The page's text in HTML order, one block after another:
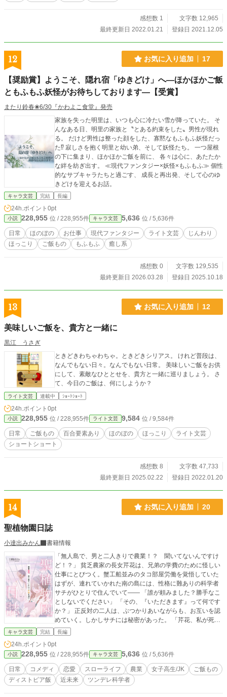
感想数 1
文字数 12,965
最終更新日 2022.01.21
登録日 2021.12.05
12 お気に入り追加 17
【奨励賞】ようこそ、隠れ宿「ゆきどけ」へ―ほかほかご飯
ともふもふ妖怪がお待ちしております―【受賞】
またり鈴春❀6/30『かわよこ食堂』発売
家族を失った明里は、いつも心に冷たい雪が降っていた。 そ
んなある日、明里の家族と〝とある約束をした〟男性が現れ
る。 だけど男性は整った顔をした、寡黙なもふもふ妖怪だっ
た⁉ 寂しさを抱く明里と幼い弟、そして妖怪たち。 一つ屋根
の下に集まり、ほかほかご飯を前に、 各々は心に、あたたか
な絆を紡ぎ出す。 ≪現代ファンタジー×妖怪×もふもふ≫ 個性
的なサブキャラたちと過ごす、 成長と再出発、そして心のゆ
きどけを迎えるお話。
キャラ文芸 完結 長編
24h.ポイント 0pt
小説 228,955 位 / 228,955件 キャラ文芸 5,636 位 / 5,636件
日常 ほのぼの お仕事 現代ファンタジー ライト文芸
じんわり
ほっこり
ご飯もの もふもふ 癒し系
感想数 0
文字数 129,535
最終更新日 2026.03.28
登録日 2025.10.18
13 お気に入り追加 12
美味しいご飯を、貴方と一緒に
黒江 うさぎ
ときどきわちゃわちゃ。ときどきシリアス。 けれど普段は、
なんでもない日々。なんでもない日常。 美味しいご飯をお供
にして、素敵なひととせを、貴方と一緒に巡りましょう。 さ
て、今日のご飯は、何にしようか？
ライト文芸 連載中 ｼｮｰﾄｼｮｰﾄ
24h.ポイント 0pt
小説 228,955 位 / 228,955件 ライト文芸 9,584 位 / 9,584件
日常 ご飯もの 百合要素あり ほのぼの ほっこり
ライト文芸
ショートショート
感想数 8
文字数 47,733
最終更新日 2025.02.22
登録日 2022.01.20
14 お気に入り追加 20
聖植物園日誌
小達出みかん
書籍情報
「無人島で、男と二人きりで農業！？ 聞いてないんですけ
ど！？」 貧乏農家の長女芹花は、兄弟の学費のために怪しい
仕事にとびつく。蟹工船並みのタコ部屋労働を覚悟していた
はずが、連れていかれた南の島には、性格に難ありの科学者
サチがひとりで住んでいて―― 「誰が頼みました？勝手なこ
としないでください」 「その、『いただきます』って何です
か？」 正反対の二人は、ぶつかりあいながらも、お互いを認
めていく。しかしサチには秘密があった。 「芹花、私が死ん
でも悲しまないでください」 芹花はサチの命を助けられるの
女子高生が、根性で未来をつかみ取る、そんな話。
キャラ文芸 完結 長編
24h.ポイント 0pt
小説 228,955 位 / 228,955件 キャラ文芸 5,636 位 / 5,636件
日常 コメディ 恋愛 スローライフ 農業 女子高生/JK
ご飯もの
ディストピア飯
近未来 ツンデレ科学者